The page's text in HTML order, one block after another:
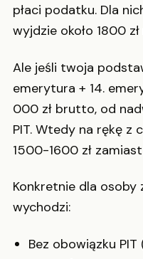
płaci podatku. Dla
wyjdzie około 1800
Ale jeśli twoja
emerytura + 14.
000 zł brutto, od
PIT. Wtedy na rękę z
1500-1600 zł
Konkretnie dla
wychodzi:
Bez obowiązku